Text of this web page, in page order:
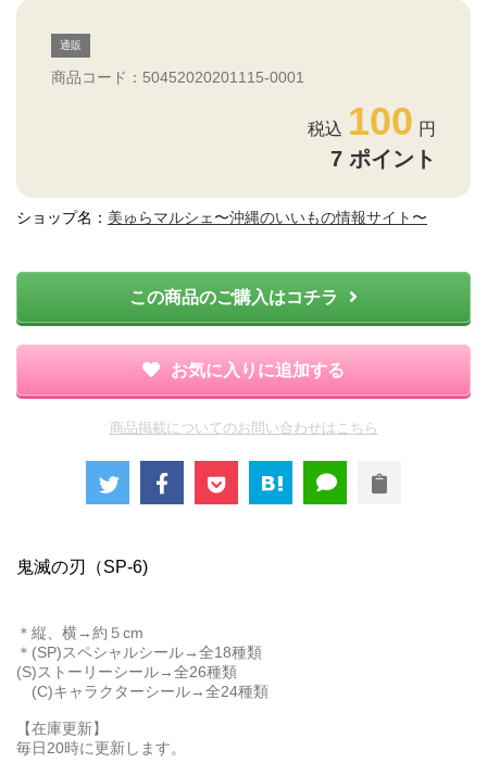
通販
商品コード：50452020201115-0001
100
7 ポイント
ショップ名： 美ゅらマルシェ〜沖縄のいいもの情報サイト〜
この商品のご購入はコチラ
お気に入りに追加する
商品掲載についてのお問い合わせはこちら
鬼滅の刃（SP-6)
＊縦、横→約５cm
＊(SP)スペシャルシール→全18種類
(S)ストーリーシール→全26種類
(C)キャラクターシール→全24種類
【在庫更新】
毎日20時に更新します。